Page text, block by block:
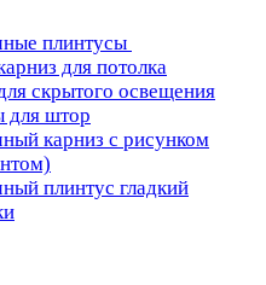
плинтусы
для потолка
скрытого освещения
для штор
карниз с рисунком
плинтус гладкий